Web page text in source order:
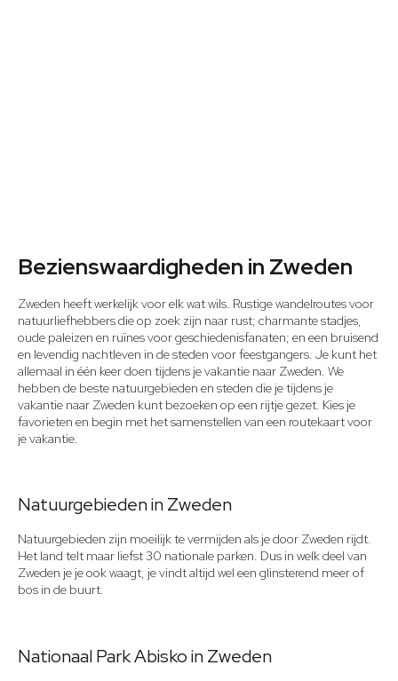
Bezienswaardigheden in Zweden
Zweden heeft werkelijk voor elk wat wils. Rustige wandelroutes voor
natuurliefhebbers die op zoek zijn naar rust; charmante stadjes,
oude paleizen en ruïnes voor geschiedenisfanaten; en een bruisend
en levendig nachtleven in de steden voor feestgangers. Je kunt het
allemaal in één keer doen tijdens je vakantie naar Zweden. We
hebben de beste natuurgebieden en steden die je tijdens je
vakantie naar Zweden kunt bezoeken op een rijtje gezet. Kies je
favorieten en begin met het samenstellen van een routekaart voor
je vakantie.
Natuurgebieden in Zweden
Natuurgebieden zijn moeilijk te vermijden als je door Zweden rijdt.
Het land telt maar liefst 30 nationale parken. Dus in welk deel van
Zweden je je ook waagt, je vindt altijd wel een glinsterend meer of
bos in de buurt.
Nationaal Park Abisko in Zweden